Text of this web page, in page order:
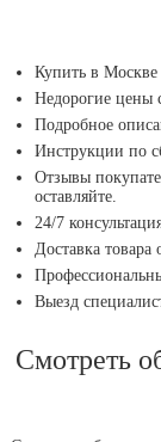
Купить в Москве
Недорогие цены
Подробное
Инструкции по
Отзывы
оставляйте.
24/7
Доставка товара
Выезд
Смотреть